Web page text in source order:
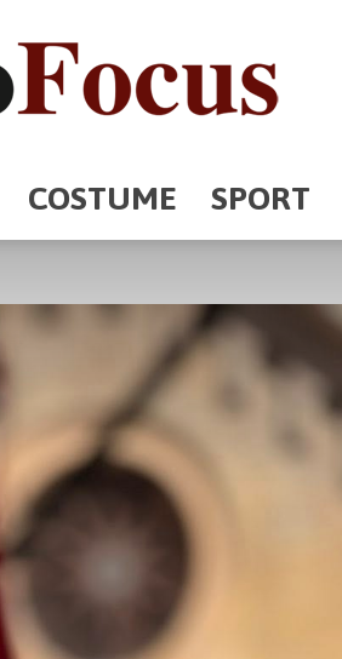
COSTUME SPORT